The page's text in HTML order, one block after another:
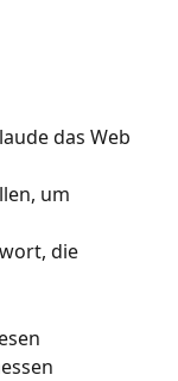
das Web
um
die